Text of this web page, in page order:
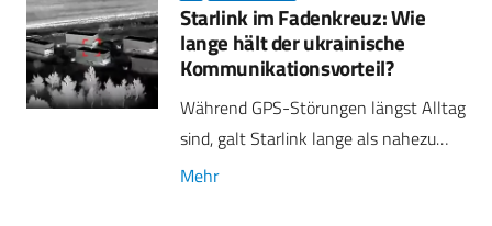
Starlink im Fadenkreuz: Wie
lange hält der ukrainische
Kommunikationsvorteil?
Während GPS-Störungen längst Alltag
sind, galt Starlink lange als nahezu…
Mehr